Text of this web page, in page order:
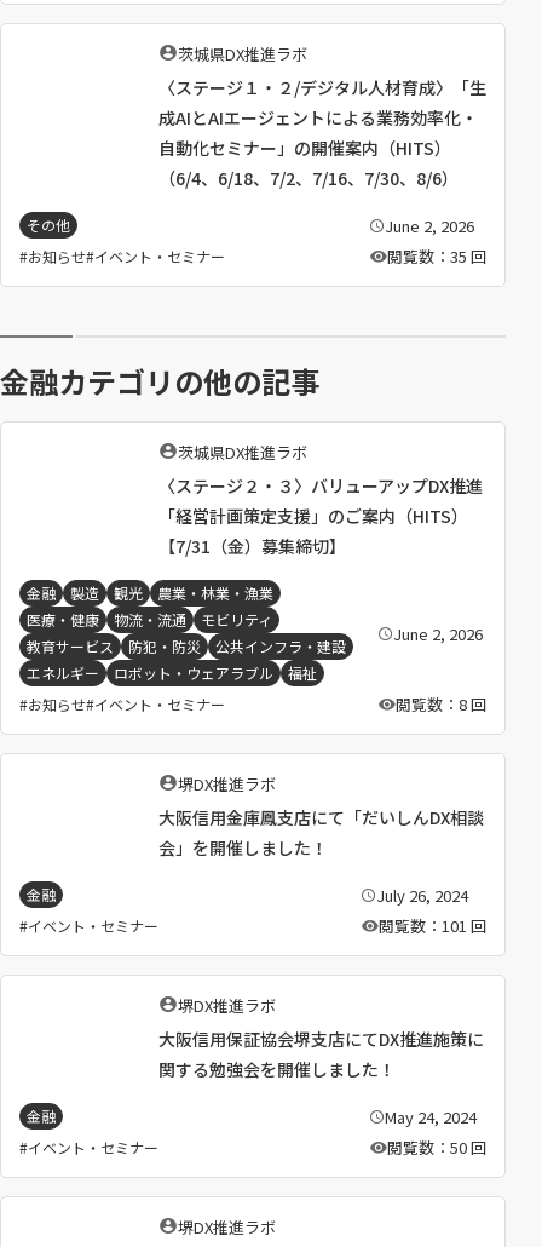
執
者
：
茨城県DX推進ラボ
〈ステージ１・２/デジタル人材育成〉「生
成AIとAIエージェントによる業務効率化・
自動化セミナー」の開催案内（HITS）
（6/4、6/18、7/2、7/16、7/30、8/6）
その他
お知らせ イベント・セミナー
公
日
June 2, 2026
閲覧数：35 回
金融カテゴリの他の記事
執
者
：
茨城県DX推進ラボ
〈ステージ２・３〉バリューアップDX推進
「経営計画策定支援」のご案内（HITS）
【7/31（金）募集締切】
金融 製造 観光
農業・林業・漁業
医療・健康
物流・流通
モビリティ
教育サービス
防犯・防災
公共インフラ・建設
エネルギー
ロボット・ウェアラブル
福祉
お知らせ イベント・セミナー
公
June 2, 2026
閲覧数：8 回
執
者
：
堺DX推進ラボ
大阪信用金庫鳳支店にて「だいしんDX相談
会」を開催しました！
金融
イベント・セミナー
公
日
July 26, 2024
閲覧数：101 回
執
者
：
堺DX推進ラボ
大阪信用保証協会堺支店にてDX推進施策に
関する勉強会を開催しました！
金融
イベント・セミナー
公
日
May 24, 2024
閲覧数：50 回
執
堺DX推進ラボ